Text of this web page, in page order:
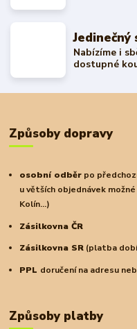
Nabízíme i
dostupné
Způsoby dopravy
osobní odběr po
u větších objednávek
Kolín...)
Zásilkovna ČR
Zásilkovna SR (platba
PPL doručení na adresu
Způsoby platby